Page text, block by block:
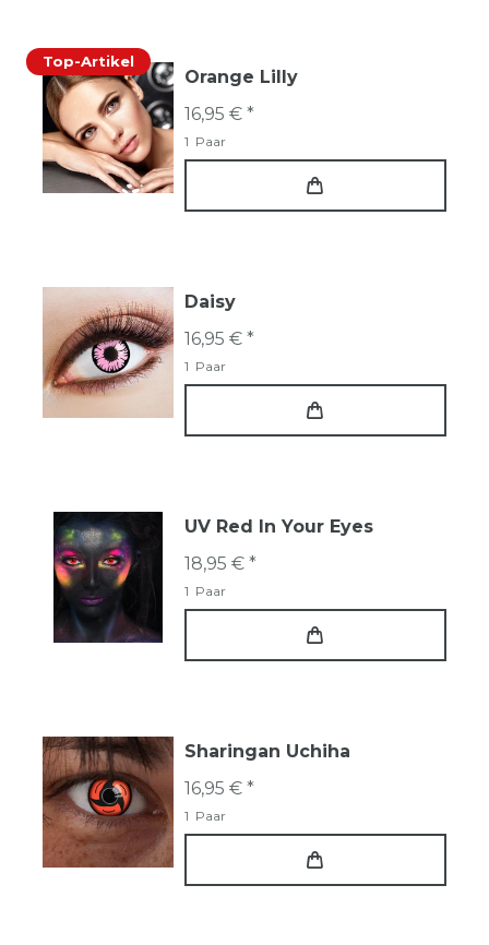
Top-Artikel
Orange Lilly
16,95 € *
1 Paar
Daisy
16,95 € *
1 Paar
UV Red In Your Eyes
18,95 € *
1 Paar
Sharingan Uchiha
16,95 € *
1 Paar